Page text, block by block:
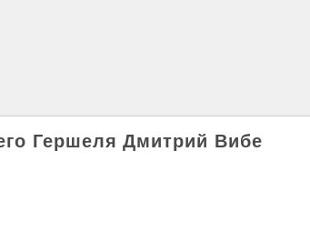
Гершеля Дмитрий Вибе